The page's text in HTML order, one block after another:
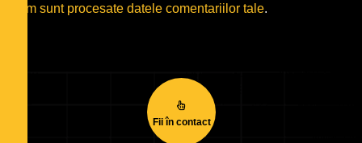
cum sunt procesate datele comentariilor tale.
Fii în contact